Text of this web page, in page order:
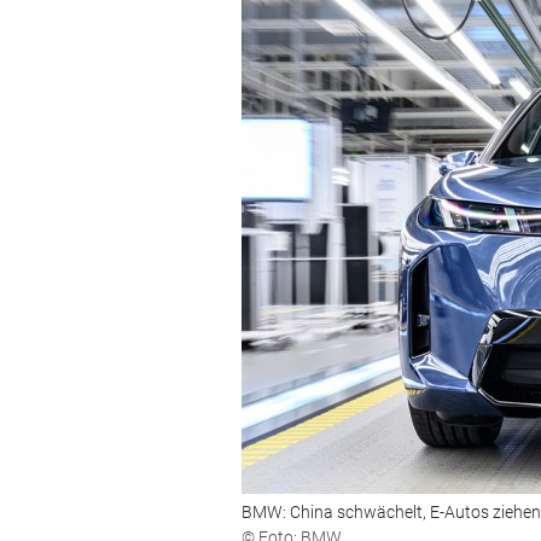
BMW: China schwächelt, E-Autos